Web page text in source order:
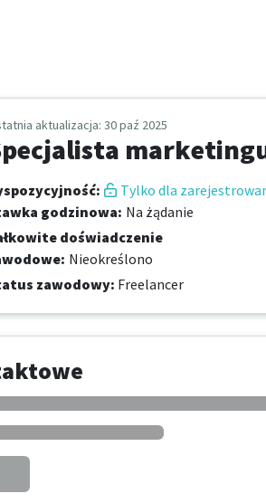
aktualizacja: 30 paź 2025
:
Tylko dla
godzinowa: Na żądanie
doświadczenie
: Nieokreślono
zawodowy: Freelancer